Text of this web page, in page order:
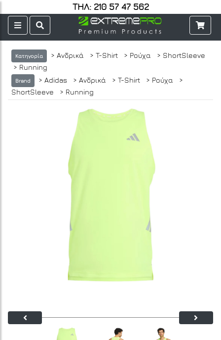
ΤΗΛ: 210 57 47 562
Κατηγορία > Ανδρικά > T-Shirt > Ρούχα
> ShortSleeve
> Running
Brand > Adidas > Ανδρικά > T-Shirt > Ρούχα
>
ShortSleeve
> Running